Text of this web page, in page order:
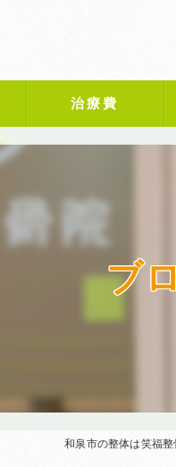
治療費
ブ
和泉市の整体は笑福整